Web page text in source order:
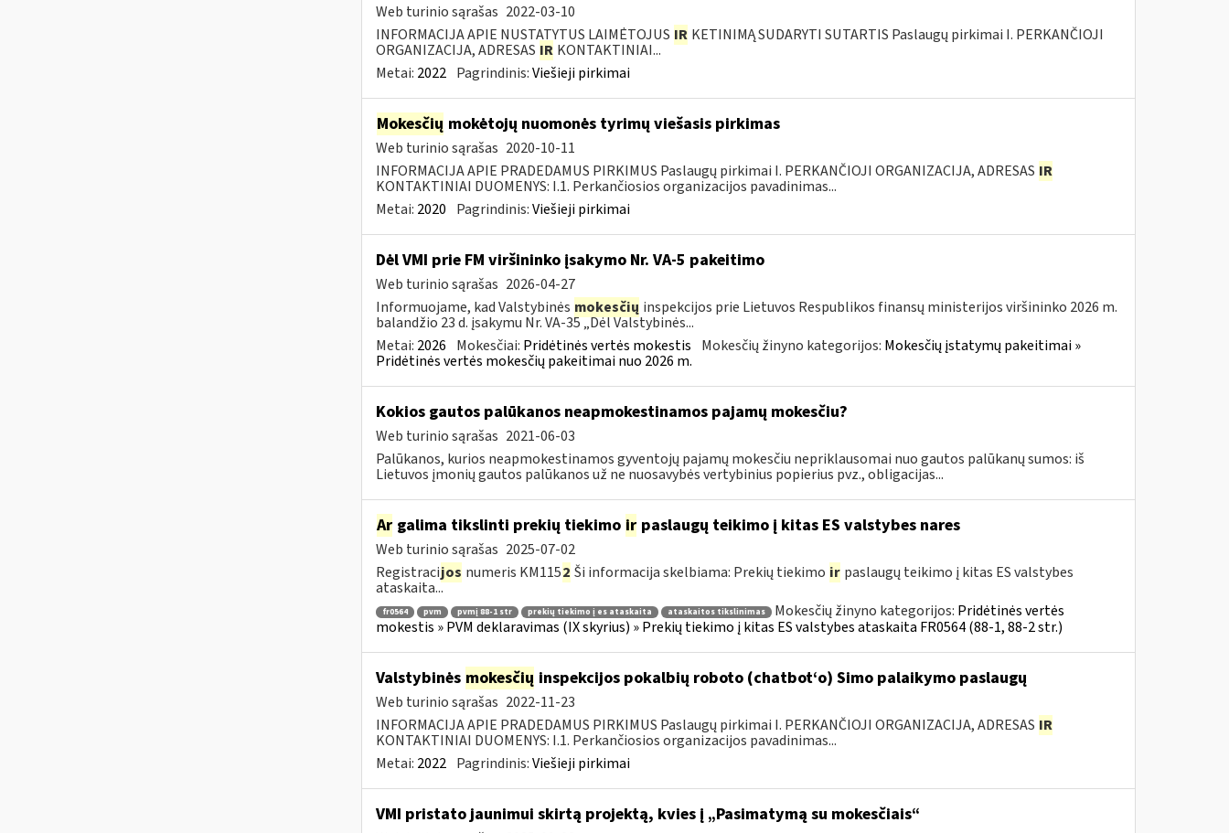
Web turinio sąrašas 2022-03-10
INFORMACIJA APIE NUSTATYTUS LAIMĖTOJUS IR KETINIMĄ SUDARYTI SUTARTIS Paslaugų pirkimai I. PERKANČIOJI
ORGANIZACIJA, ADRESAS IR KONTAKTINIAI...
Metai: 2022 Pagrindinis:Viešieji pirkimai
Mokesčių mokėtojų nuomonės tyrimų viešasis pirkimas
Web turinio sąrašas 2020-10-11
INFORMACIJA APIE PRADEDAMUS PIRKIMUS Paslaugų pirkimai I. PERKANČIOJI ORGANIZACIJA, ADRESAS IR
KONTAKTINIAI DUOMENYS: I.1. Perkančiosios organizacijos pavadinimas...
Metai: 2020 Pagrindinis:Viešieji pirkimai
Dėl VMI prie FM viršininko įsakymo Nr. VA-5 pakeitimo
Web turinio sąrašas 2026-04-27
Informuojame, kad Valstybinės mokesčių inspekcijos prie Lietuvos Respublikos finansų ministerijos viršininko 2026 m.
balandžio 23 d. įsakymu Nr. VA-35 „Dėl Valstybinės...
Metai: 2026 Mokesčiai: Pridėtinės vertės mokestis Mokesčių žinyno kategorijos: Mokesčių įstatymų pakeitimai »
Pridėtinės vertės mokesčių pakeitimai nuo 2026 m.
Kokios gautos palūkanos neapmokestinamos pajamų mokesčiu?
Web turinio sąrašas 2021-06-03
Palūkanos, kurios neapmokestinamos gyventojų pajamų mokesčiu nepriklausomai nuo gautos palūkanų sumos: iš
Lietuvos įmonių gautos palūkanos už ne nuosavybės vertybinius popierius pvz., obligacijas...
Argalima tikslinti prekių tiekimo irpaslaugų teikimo į kitas ES valstybes nares
Web turinio sąrašas 2025-07-02
Registracijos numeris KM1152 Ši informacija skelbiama: Prekių tiekimo ir paslaugų teikimo į kitas ES valstybes
ataskaita...
fr0564 pvm pvmį 88-1 str prekių tiekimo į es ataskaita ataskaitos tikslinimas Mokesčių žinyno kategorijos: Pridėtinės vertės
mokestis » PVM deklaravimas (IX skyrius) » Prekių tiekimo į kitas ES valstybes ataskaita FR0564 (88-1, 88-2 str.)
Valstybinės mokesčių inspekcijos pokalbių roboto (chatbot‘o) Simo palaikymo paslaugų
Web turinio sąrašas 2022-11-23
INFORMACIJA APIE PRADEDAMUS PIRKIMUS Paslaugų pirkimai I. PERKANČIOJI ORGANIZACIJA, ADRESAS IR
KONTAKTINIAI DUOMENYS: I.1. Perkančiosios organizacijos pavadinimas...
Metai: 2022 Pagrindinis:Viešieji pirkimai
VMI pristato jaunimui skirtą projektą, kvies į „Pasimatymą su mokesčiais“